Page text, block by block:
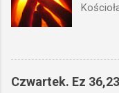
(Mk
wnosi
Czwartek. Ez